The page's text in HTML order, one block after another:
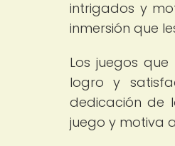
intrigados y
inmersión que
Los juegos
logro y
dedicación de
juego y motiva